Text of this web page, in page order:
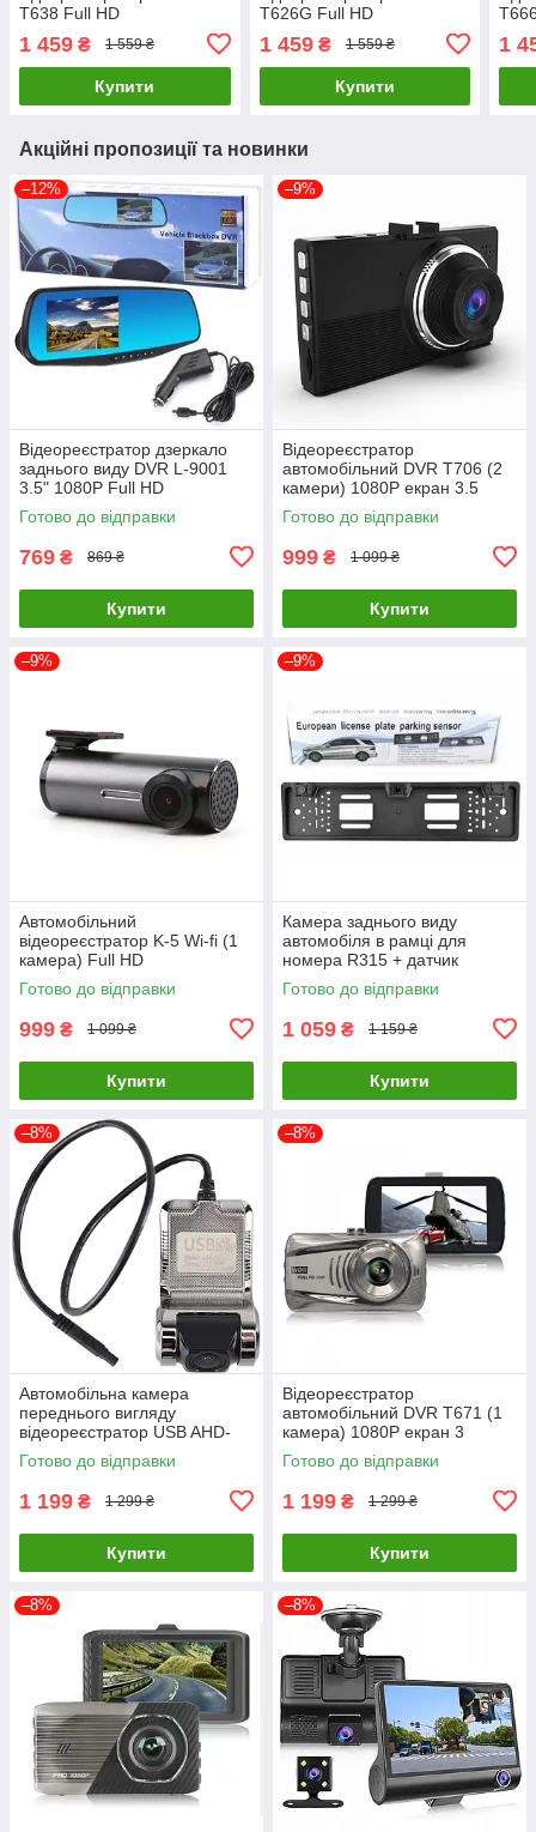
T638 Full HD
1 459 ₴ 1 559 ₴
Купити
T626G Full HD
1 459₴ 1 559 ₴
Купити
1
Акційні пропозиції та новинки
–12%
Відеореєстратор дзеркало
заднього виду DVR L-9001
3.5" 1080P Full HD
Готово до відправки
769 ₴ 869 ₴
Купити
–9%
Відеореєстратор
автомобільний DVR T706 (2
камери) 1080P екран 3.5
дюйми
Готово до відправки
999 ₴ 1 099 ₴
Купити
–9%
Автомобільний
відеореєстратор K-5 Wi-fi (1
камера) Full HD
Готово до відправки
999 ₴ 1 099 ₴
Купити
–9%
Камера заднього виду
автомобіля в рамці для
номера R315 + датчик
паркування
Готово до відправки
1 059 ₴ 1 159 ₴
Купити
–8%
Автомобільна камера
переднього вигляду
відеореєстратор USB AHD-
720P U2
Готово до відправки
1 199 ₴ 1 299 ₴
Купити
–8%
Відеореєстратор
автомобільний DVR T671 (1
камера) 1080P екран 3
дюйми
Готово до відправки
1 199 ₴ 1 299 ₴
Купити
–8% –8%